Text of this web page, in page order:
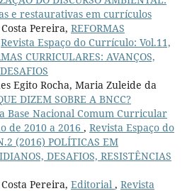
e restaurativas em currículos
Pereira, REFORMAS
Revista Espaço do Currículo: Vol.11,
CURRICULARES: AVANÇOS,
Egito Rocha, Maria Zuleide da
DIZEM SOBRE A BNCC?
Base Nacional Comum Curricular
de 2010 a 2016 , Revista Espaço do
(2016) POLÍTICAS EM
DESAFIOS, RESISTÊNCIAS
Pereira, Editorial , Revista